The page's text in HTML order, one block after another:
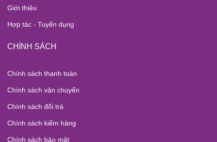
Giới thiệu
Hợp tác - Tuyển dụng
CHÍNH SÁCH
Chính sách thanh toán
Chính sách vận chuyển
Chính sách đổi trả
Chính sách kiểm hàng
Chính sách bảo mật